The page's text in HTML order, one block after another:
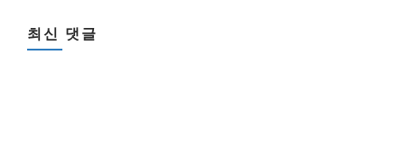
최신 댓글